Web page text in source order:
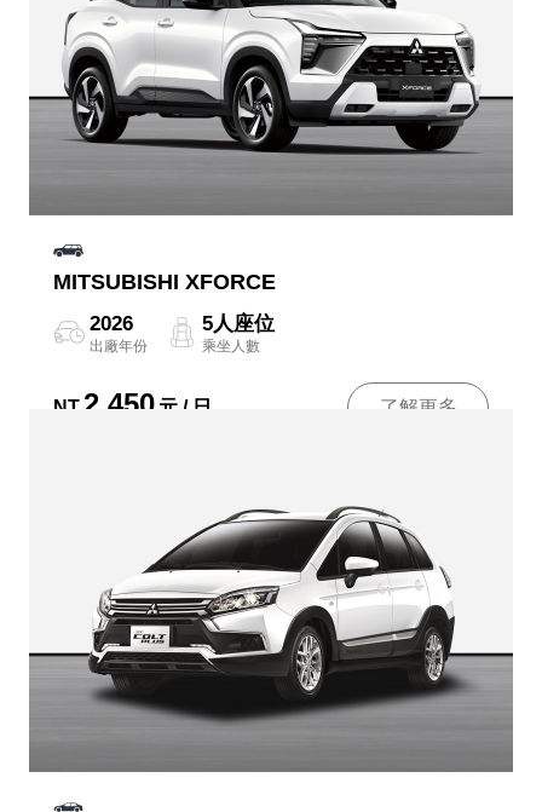
MITSUBISHI XFORCE
2026
出廠年份
5人座位
乘坐人數
NT 2,450 元 / 日 了解更多